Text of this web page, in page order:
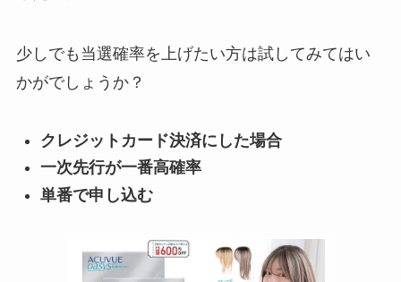
少しでも当選確率を上げたい方は試してみてはい
かがでしょうか？
クレジットカード決済にした場合
一次先行が一番高確率
単番で申し込む